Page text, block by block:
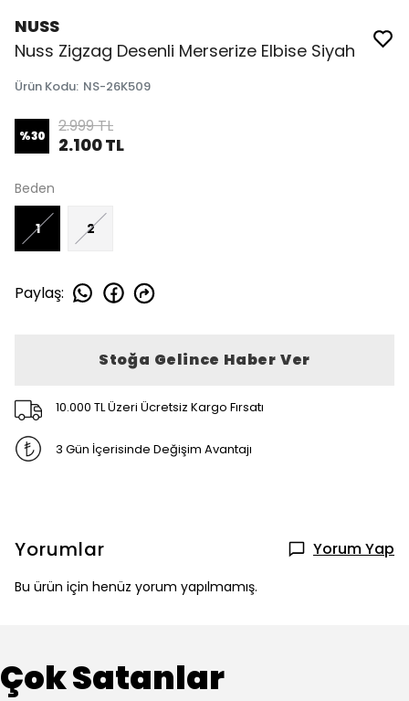
NUSS
Nuss Zigzag Desenli Merserize Elbise Siyah
Ürün Kodu: NS-26K509
%30 2.999 TL
2.100 TL
Beden
1 2
Paylaş:
Stoğa Gelince Haber Ver
10.000 TL Üzeri Ücretsiz Kargo Fırsatı
3 Gün İçerisinde Değişim Avantajı
Yorumlar Yorum Yap
Bu ürün için henüz yorum yapılmamış.
Çok Satanlar